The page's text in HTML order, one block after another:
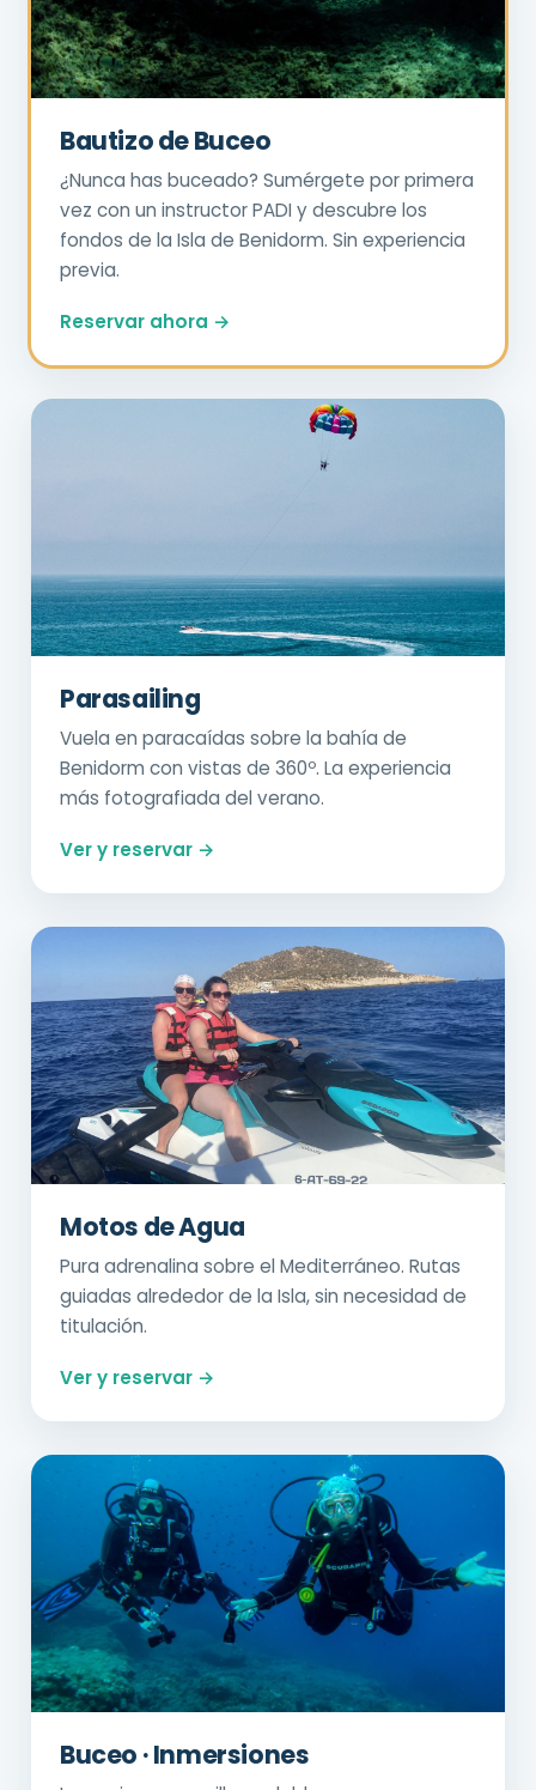
Bautizo de Buceo
¿Nunca has buceado? Sumérgete por primera
vez con un instructor PADI y descubre los
fondos de la Isla de Benidorm. Sin experiencia
previa.
Reservar ahora →
Parasailing
Vuela en paracaídas sobre la bahía de
Benidorm con vistas de 360º. La experiencia
más fotografiada del verano.
Ver y reservar →
Motos de Agua
Pura adrenalina sobre el Mediterráneo. Rutas
guiadas alrededor de la Isla, sin necesidad de
titulación.
Ver y reservar →
Buceo · Inmersiones